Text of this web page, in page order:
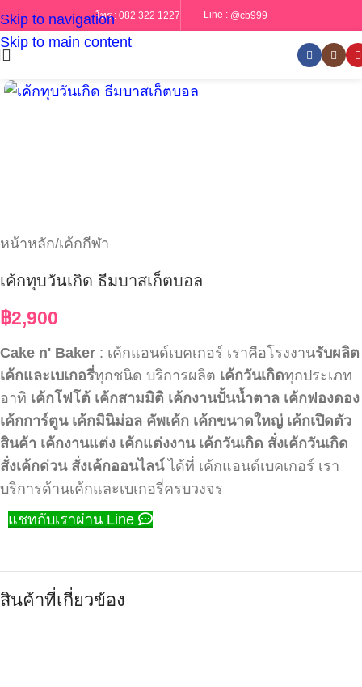
Skip to navigation
Skip to main content
โทร : 082 322 1227 Line : @cb999
หน้าหลัก/เค้กกีฬา
เค้กทุบวันเกิด ธีมบาสเก็ตบอล
฿2,900
Cake n' Baker : เค้กแอนด์เบคเกอร์ เราคือโรงงานรับผลิต
เค้กและเบเกอรี่ทุกชนิด บริการผลิต เค้กวันเกิดทุกประเภท
อาทิ เค้กโฟโต้ เค้กสามมิติ เค้กงานปั้นน้ำตาล เค้กฟองดอง
เค้กการ์ตูน เค้กมินิม่อล คัพเค้ก เค้กขนาดใหญ่ เค้กเปิดตัว
สินค้า เค้กงานแต่ง เค้กแต่งงาน เค้กวันเกิด สั่งเค้กวันเกิด
สั่งเค้กด่วน สั่งเค้กออนไลน์ได้ที่ เค้กแอนด์เบคเกอร์ เรา
บริการด้านเค้กและเบเกอรี่ครบวงจร
แชทกับเราผ่าน Line
สินค้าที่เกี่ยวข้อง